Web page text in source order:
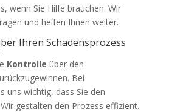
wenn Sie Hilfe brauchen. Wir
und helfen Ihnen weiter.
Ihren Schadensprozess
Kontrolle über den
Bei
uns wichtig, dass Sie den
gestalten den Prozess effizient.